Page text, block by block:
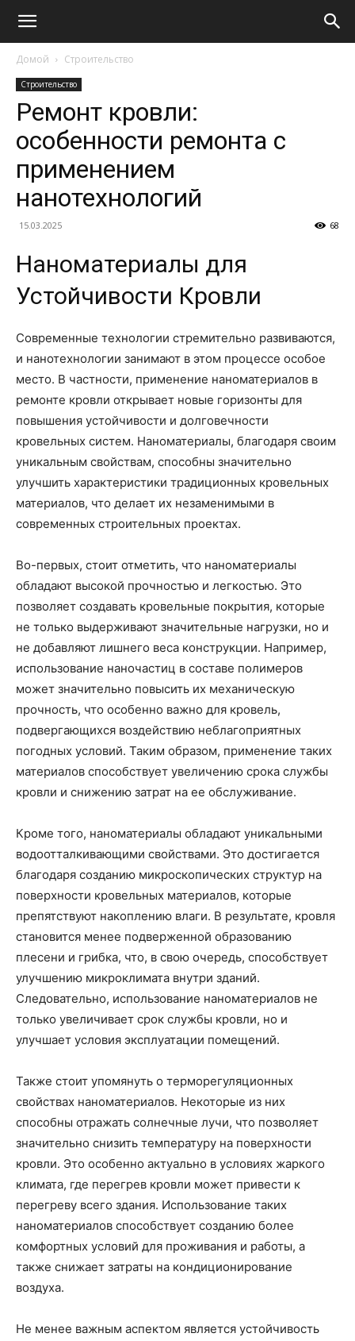
Домой Строительство
Строительство
Ремонт кровли:
особенности ремонта с
применением
нанотехнологий
15.03.2025 68
Наноматериалы для
Устойчивости Кровли
Современные технологии стремительно развиваются,
и нанотехнологии занимают в этом процессе особое
место. В частности, применение наноматериалов в
ремонте кровли открывает новые горизонты для
повышения устойчивости и долговечности
кровельных систем. Наноматериалы, благодаря своим
уникальным свойствам, способны значительно
улучшить характеристики традиционных кровельных
материалов, что делает их незаменимыми в
современных строительных проектах.
Во-первых, стоит отметить, что наноматериалы
обладают высокой прочностью и легкостью. Это
позволяет создавать кровельные покрытия, которые
не только выдерживают значительные нагрузки, но и
не добавляют лишнего веса конструкции. Например,
использование наночастиц в составе полимеров
может значительно повысить их механическую
прочность, что особенно важно для кровель,
подвергающихся воздействию неблагоприятных
погодных условий. Таким образом, применение таких
материалов способствует увеличению срока службы
кровли и снижению затрат на ее обслуживание.
Кроме того, наноматериалы обладают уникальными
водоотталкивающими свойствами. Это достигается
благодаря созданию микроскопических структур на
поверхности кровельных материалов, которые
препятствуют накоплению влаги. В результате, кровля
становится менее подверженной образованию
плесени и грибка, что, в свою очередь, способствует
улучшению микроклимата внутри зданий.
Следовательно, использование наноматериалов не
только увеличивает срок службы кровли, но и
улучшает условия эксплуатации помещений.
Также стоит упомянуть о терморегуляционных
свойствах наноматериалов. Некоторые из них
способны отражать солнечные лучи, что позволяет
значительно снизить температуру на поверхности
кровли. Это особенно актуально в условиях жаркого
климата, где перегрев кровли может привести к
перегреву всего здания. Использование таких
наноматериалов способствует созданию более
комфортных условий для проживания и работы, а
также снижает затраты на кондиционирование
воздуха.
Не менее важным аспектом является устойчивость